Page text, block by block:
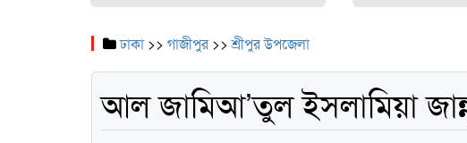
ঢাকা>> গাজীপুর >>শ্রীপুর উপজেলা
আল জামিআ’তুল ইসলামিয়া